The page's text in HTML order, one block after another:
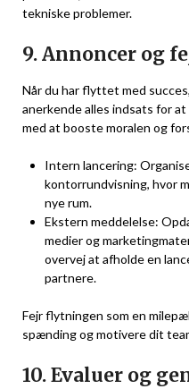
tekniske problemer.
9. Annoncer og
Når du har flyttet med
anerkende alles indsats for
med at booste moralen og
Intern lancering:
kontorrundvisning, hvor
nye rum.
Ekstern meddelelse:
medier og
overvej at afholde en
partnere.
Fejr flytningen som en
spænding og motivere dit
10. Evaluer og